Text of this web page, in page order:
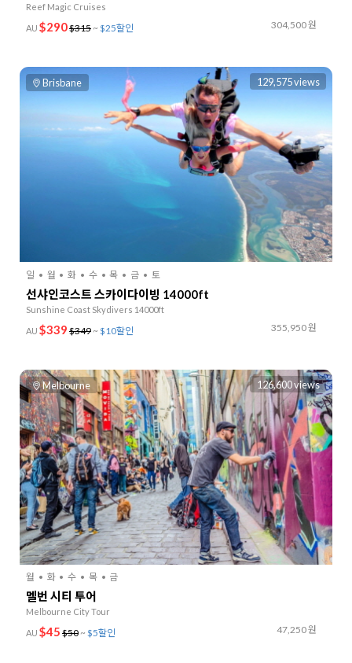
Reef Magic Cruises
304,500 원
AU $290$315 ~ $25할인
Brisbane 129,575 views
일 월 화 수 목 금 토
선샤인코스트 스카이다이빙 14000ft
Sunshine Coast Skydivers 14000ft
355,950 원
AU $339 $349 ~ $10할인
Melbourne 126,600 views
월 화 수 목 금
멜번 시티 투어
Melbourne City Tour
47,250 원
AU $45 $50 ~ $5할인